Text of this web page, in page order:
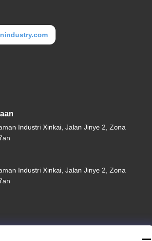
Industri Xinkai, Jalan Jinye 2, Zona
Industri Xinkai, Jalan Jinye 2, Zona